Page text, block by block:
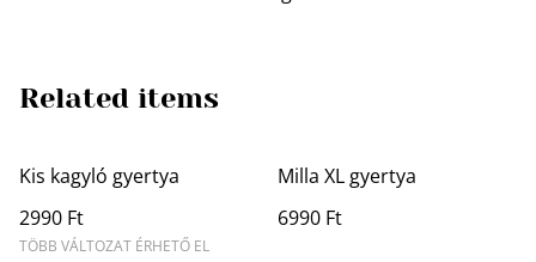
Related items
Kis kagyló gyertya
2990 Ft
TÖBB VÁLTOZAT ÉRHETŐ EL
Milla XL gyertya
6990 Ft